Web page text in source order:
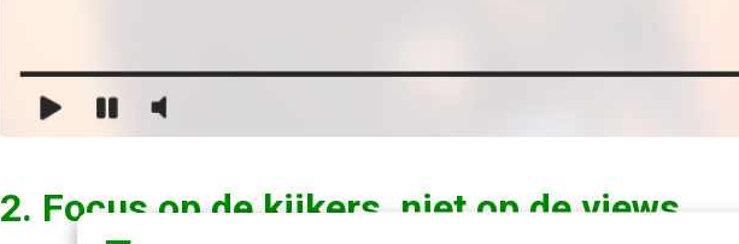
2. Focus op de kijkers, niet op de views